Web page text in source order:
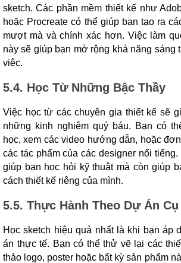
sketch. Các phần mềm thiết kế như
hoặc Procreate có thể giúp bạn tạo ra
mượt mà và chính xác hơn. Việc làm
này sẽ giúp bạn mở rộng khả năng sáng
việc.
5.4. Học Từ Những Bậc Thầy
Việc học từ các chuyên gia thiết kế sẽ
những kinh nghiệm quý báu. Bạn có
học, xem các video hướng dẫn, hoặc
các tác phẩm của các designer nổi
giúp bạn học hỏi kỹ thuật mà còn giúp
cách thiết kế riêng của mình.
5.5. Thực Hành Theo Dự Án Cụ
Học sketch hiệu quả nhất là khi bạn áp
án thực tế. Bạn có thể thử vẽ lại các
thảo logo, poster hoặc bất kỳ sản phẩm